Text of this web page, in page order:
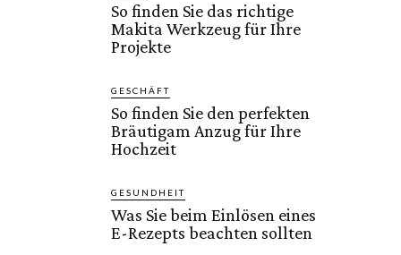
So finden Sie das richtige
Makita Werkzeug für Ihre
Projekte
GESCHÄFT
So finden Sie den perfekten
Bräutigam Anzug für Ihre
Hochzeit
GESUNDHEIT
Was Sie beim Einlösen eines
E-Rezepts beachten sollten